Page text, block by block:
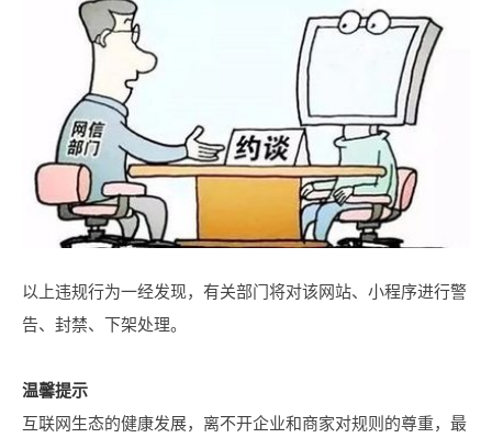
以上违规行为一经发现，有关部门将对该网站、小程序进行警
告、封禁、下架处理。
温馨提示
互联网生态的健康发展，离不开企业和商家对规则的尊重， 最